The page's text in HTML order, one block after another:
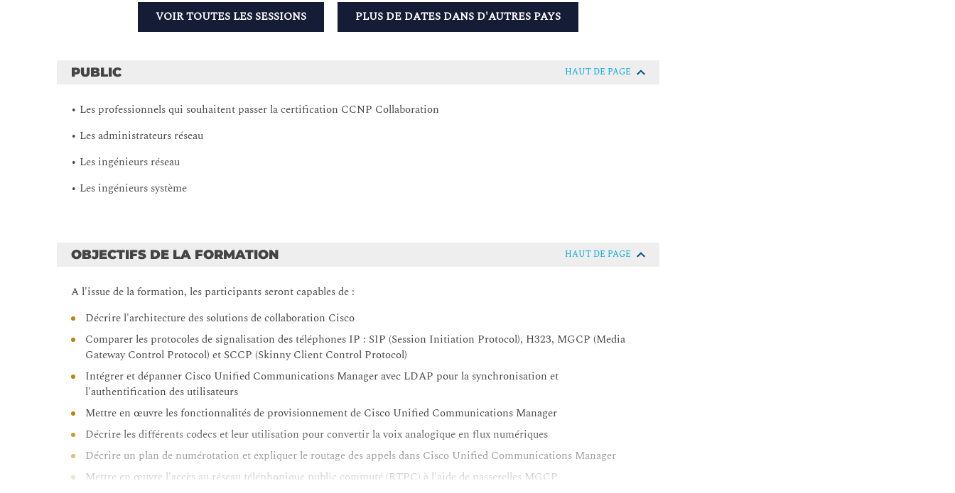
VOIR TOUTES LES SESSIONS PLUS DE DATES DANS D'AUTRES PAYS
PUBLIC HAUT DE PAGE
• Les professionnels qui souhaitent passer la certification CCNP Collaboration
• Les administrateurs réseau
• Les ingénieurs réseau
• Les ingénieurs système
OBJECTIFS DE LA FORMATION HAUT DE PAGE
A l'issue de la formation, les participants seront capables de :
Décrire l'architecture des solutions de collaboration Cisco
Comparer les protocoles de signalisation des téléphones IP : SIP (Session Initiation Protocol), H323, MGCP (Media
Gateway Control Protocol) et SCCP (Skinny Client Control Protocol)
Intégrer et dépanner Cisco Unified Communications Manager avec LDAP pour la synchronisation et
l'authentification des utilisateurs
Mettre en œuvre les fonctionnalités de provisionnement de Cisco Unified Communications Manager
Décrire les différents codecs et leur utilisation pour convertir la voix analogique en flux numériques
Décrire un plan de numérotation et expliquer le routage des appels dans Cisco Unified Communications Manager
Mettre en œuvre l'accès au réseau téléphonique public commuté (RTPC) à l'aide de passerelles MGCP